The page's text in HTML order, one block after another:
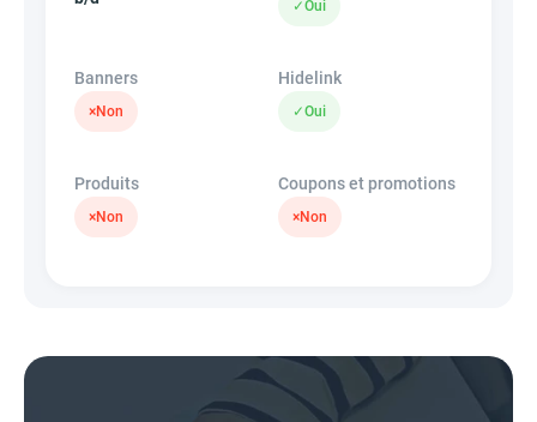
✓Oui
Banners
×Non
Hidelink
✓Oui
Produits
×Non
Coupons et promotions
×Non